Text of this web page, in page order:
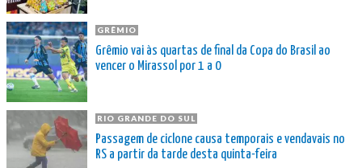
GRÊMIO
Grêmio vai às quartas de final da Copa do Brasil ao
vencer o Mirassol por 1 a 0
RIO GRANDE DO SUL
Passagem de ciclone causa temporais e vendavais no
RS a partir da tarde desta quinta-feira